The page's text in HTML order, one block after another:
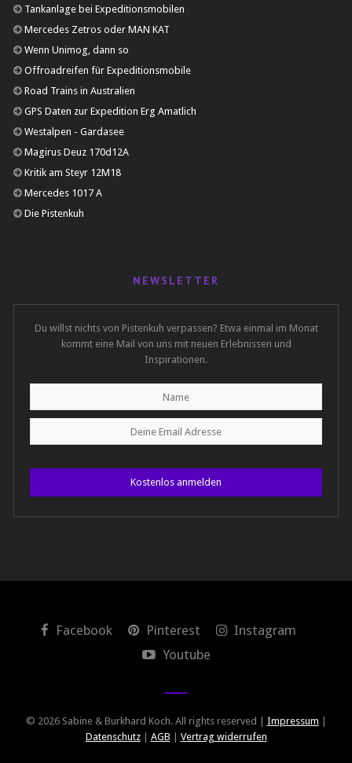
Tankanlage bei Expeditionsmobilen
Mercedes Zetros oder MAN KAT
Wenn Unimog, dann so
Offroadreifen für Expeditionsmobile
Road Trains in Australien
GPS Daten zur Expedition Erg Amatlich
Westalpen - Gardasee
Magirus Deuz 170d12A
Kritik am Steyr 12M18
Mercedes 1017 A
Die Pistenkuh
NEWSLETTER
Du willst nichts von Pistenkuh verpassen? Etwa einmal im Monat
kommt eine Mail von uns mit neuen Erlebnissen und
Inspirationen.
Kostenlos anmelden
Facebook Pinterest
Instagram
Youtube
© 2026 Sabine & Burkhard Koch. All rights reserved | Impressum
Datenschutz| AGB Vertrag widerrufen